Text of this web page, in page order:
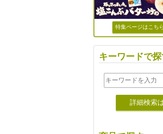
特集ページはこち
キーワードで
詳細検索